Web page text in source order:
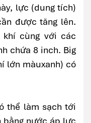
lực (dung tích)
được tăng lên.
khí cùng với các
chứa 8 inch. Big
lớn màuxanh) có
thể làm sạch tới